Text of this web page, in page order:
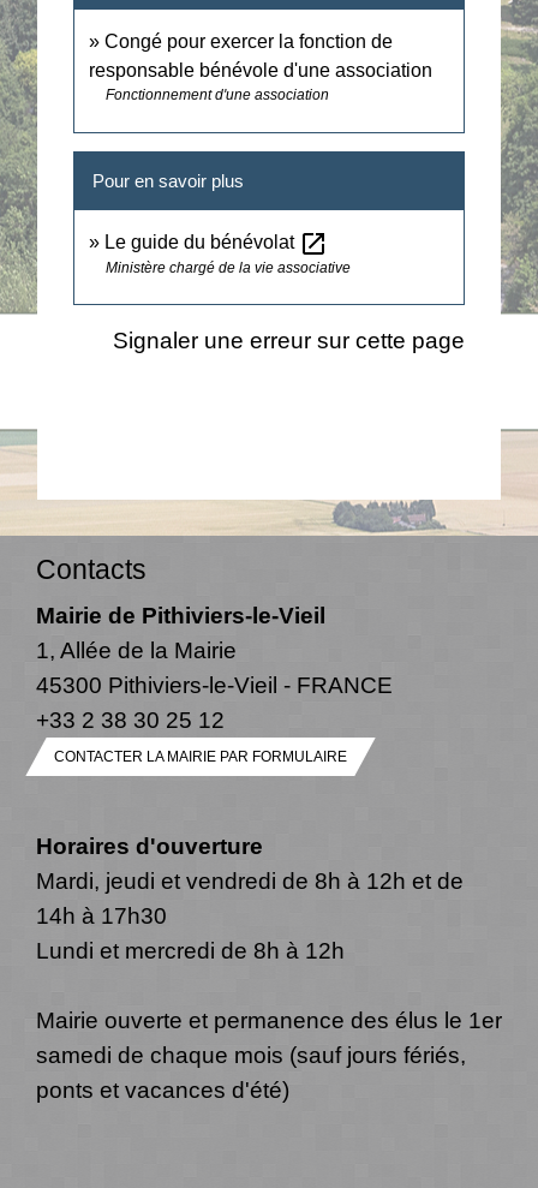
Congé pour exercer la fonction de
responsable bénévole d'une association
Fonctionnement d'une association
Pour en savoir plus
Le guide du bénévolat open_in_new
Ministère chargé de la vie associative
Signaler une erreur sur cette page
Contacts
Mairie de Pithiviers-le-Vieil
1, Allée de la Mairie
45300 Pithiviers-le-Vieil - FRANCE
+33 2 38 30 25 12
CONTACTER LA MAIRIE PAR FORMULAIRE
Horaires d'ouverture
Mardi, jeudi et vendredi de 8h à 12h et de
14h à 17h30
Lundi et mercredi de 8h à 12h
Mairie ouverte et permanence des élus le 1er
samedi de chaque mois (sauf jours fériés,
ponts et vacances d'été)